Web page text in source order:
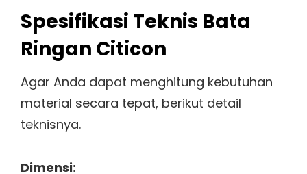
Spesifikasi Teknis Bata
Ringan Citicon
Agar Anda dapat menghitung kebutuhan
material secara tepat, berikut detail
teknisnya.
Dimensi: